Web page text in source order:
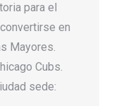
para el
en
Mayores.
Cubs.
sede: